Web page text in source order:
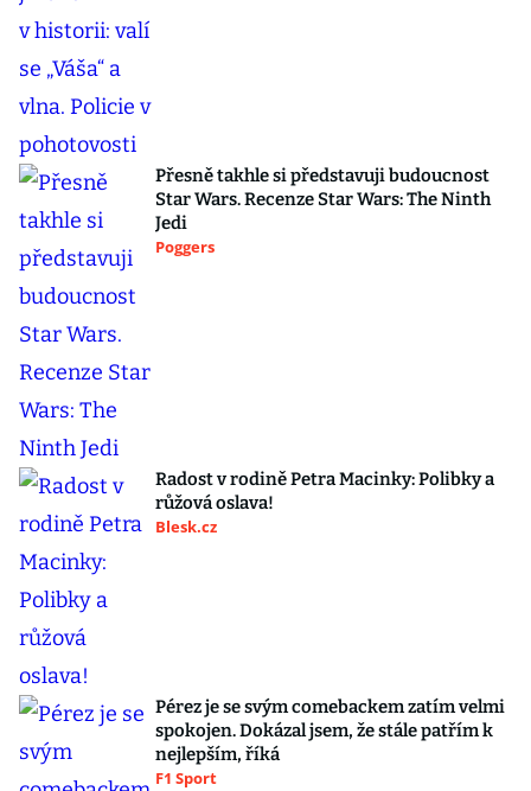
Přesně takhle si představuji budoucnost
Star Wars. Recenze Star Wars: The Ninth
Jedi
Poggers
Radost v rodině Petra Macinky: Polibky a
růžová oslava!
Blesk.cz
Pérez je se svým comebackem zatím velmi
spokojen. Dokázal jsem, že stále patřím k
nejlepším, říká
F1 Sport